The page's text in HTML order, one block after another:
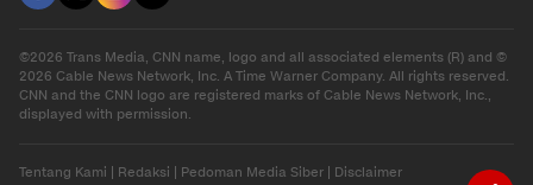
©2026 Trans Media, CNN name, logo and all associated elements (R) and ©
2026 Cable News Network, Inc. A Time Warner Company. All rights reserved.
CNN and the CNN logo are registered marks of Cable News Network, Inc.,
displayed with permission.
Tentang Kami | Redaksi | Pedoman Media Siber | Disclaimer